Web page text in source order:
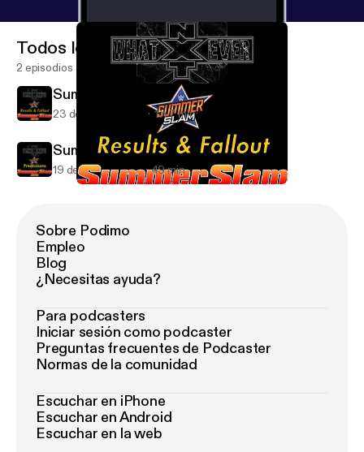
Todos los episodios
2 episodios
SummerSlam2016Fallout
23 de sep de 2016 1 h 7 min
SummerSlam16Predictions
19 de ago de 2016 49 min
Sobre Podimo
Empleo
Blog
¿Necesitas ayuda?
Para podcasters
Iniciar sesión como podcaster
Preguntas frecuentes de Podcaster
Normas de la comunidad
Escuchar en iPhone
Escuchar en Android
Escuchar en la web